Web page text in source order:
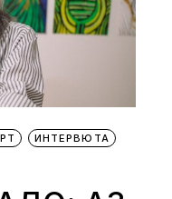
ИНТЕРВЮТА